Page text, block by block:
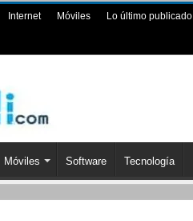
Internet Móviles Lo último publicado
Móviles Software Tecnología